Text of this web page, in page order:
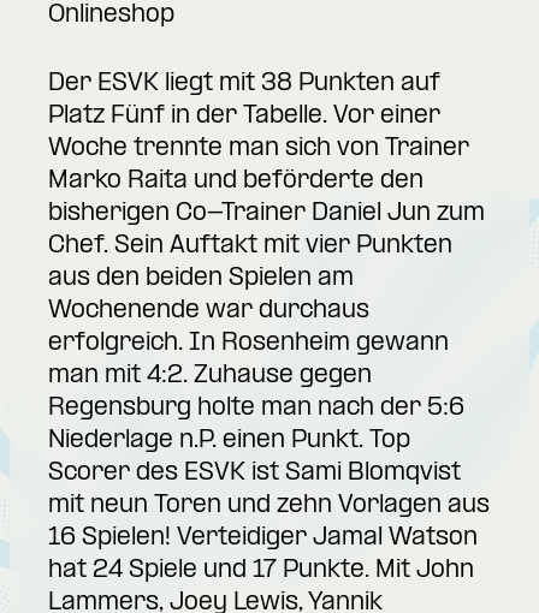
Onlineshop
Der ESVK liegt mit 38 Punkten auf
Platz Fünf in der Tabelle. Vor einer
Woche trennte man sich von Trainer
Marko Raita und beförderte den
bisherigen Co-Trainer Daniel Jun zum
Chef. Sein Auftakt mit vier Punkten
aus den beiden Spielen am
Wochenende war durchaus
erfolgreich. In Rosenheim gewann
man mit 4:2. Zuhause gegen
Regensburg holte man nach der 5:6
Niederlage n.P. einen Punkt. Top
Scorer des ESVK ist Sami Blomqvist
mit neun Toren und zehn Vorlagen aus
16 Spielen! Verteidiger Jamal Watson
hat 24 Spiele und 17 Punkte. Mit John
Lammers, Joey Lewis, Yannik